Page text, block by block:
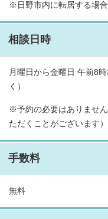
※日野市内に転居する場
相談日時
月曜日から金曜日 午前8
く）
※予約の必要はありませ
ただくことがございます）
手数料
無料